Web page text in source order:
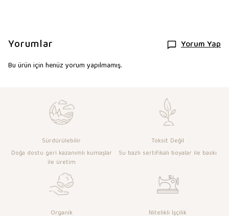
Yorumlar Yorum Yap
Bu ürün için henüz yorum yapılmamış.
Sürdürülebilir
Doğa dostu geri kazanımlı kumaşlar
ile üretim
Toksit Değil
Su bazlı sertifikalı boyalar ile baskı
Organik
Nitelikli İşçilik